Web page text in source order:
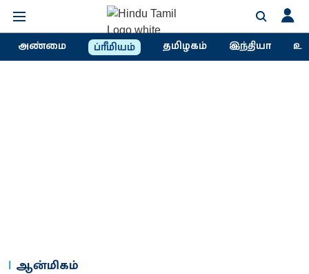
அண்மை ப்ரீமியம் தமிழகம் இந்தியா
ஆன்மிகம்